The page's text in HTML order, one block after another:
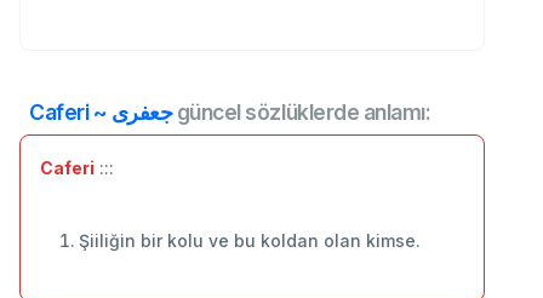
Caferi ~ جعفریgüncel sözlüklerde anlamı:
Caferi :::
Şiiliğin bir kolu ve bu koldan olan kimse.